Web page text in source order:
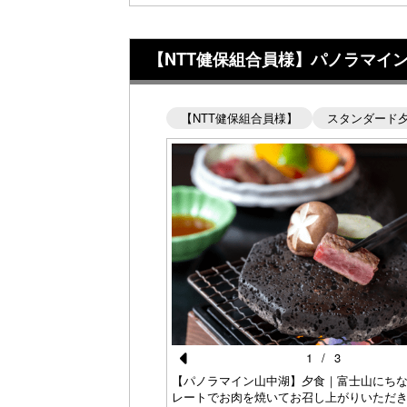
【NTT健保組合員様】パノラマ
【NTT健保組合員様】 スタンダード
Pr
【パノラマイン山中湖】夕食｜富士山にち
レートでお肉を焼いてお召し上がりいただ
1 / 3